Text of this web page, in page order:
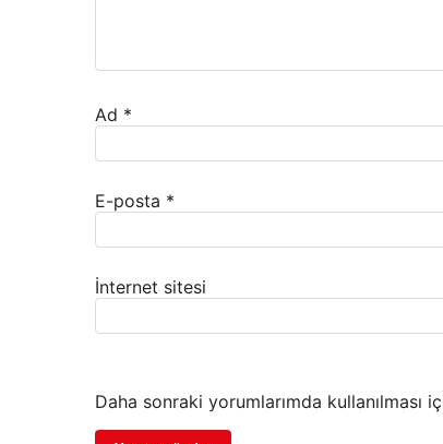
Ad *
E-posta *
İnternet sitesi
Daha sonraki yorumlarımda kullanılması